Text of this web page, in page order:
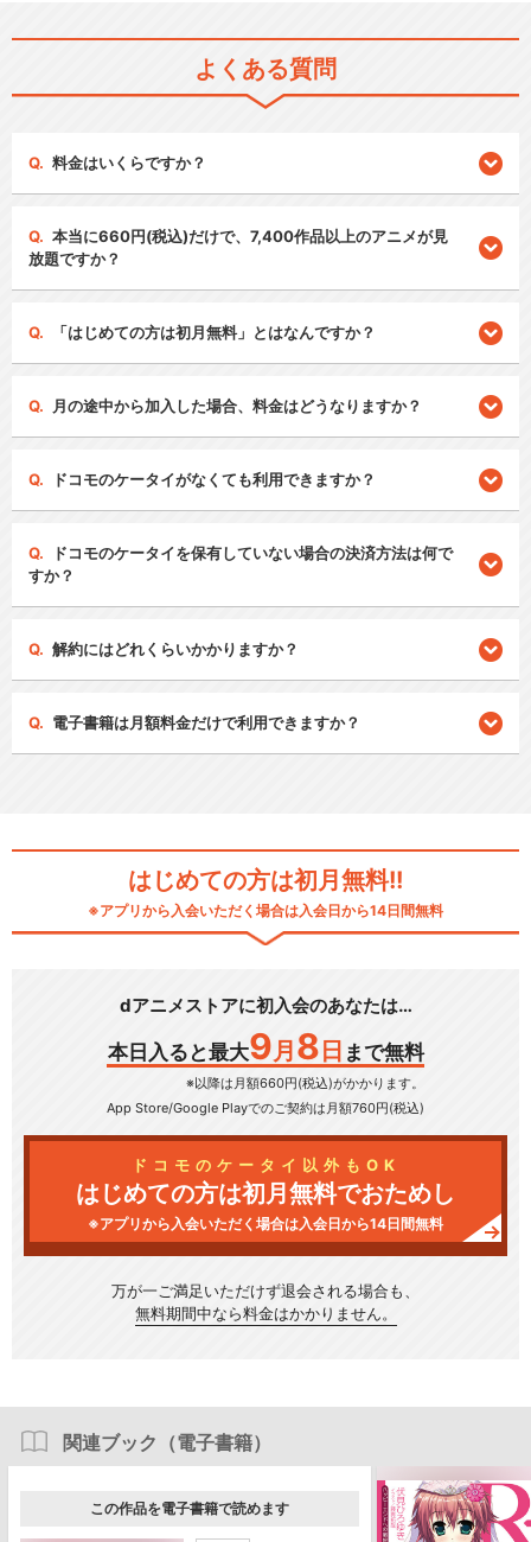
よくある質問
料金はいくらですか？
本当に660円(税込)だけで、7,400作品以上のアニメが見
放題ですか？
「はじめての方は初月無料」とはなんですか？
月の途中から加入した場合、料金はどうなりますか？
ドコモのケータイがなくても利用できますか？
ドコモのケータイを保有していない場合の決済方法は何で
すか？
解約にはどれくらいかかりますか？
電子書籍は月額料金だけで利用できますか？
はじめての方は初月無料!!
※アプリから入会いただく場合は入会日から14日間無料
dアニメストアに初入会のあなたは…
本日入ると最大9 月 8 日 まで無料
※以降は月額660円(税込)がかかります。
App Store/Google Playでのご契約は月額760円(税込)
ドコモのケータイ以外もOK
はじめての方は初月無料でおためし
※アプリから入会いただく場合は入会日から14日間無料
万が一ご満足いただけず退会される場合も、
無料期間中なら料金はかかりません。
関連ブック（電子書籍）
この作品を電子書籍で読めます